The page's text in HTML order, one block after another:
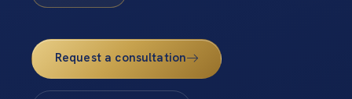
Request a consultation